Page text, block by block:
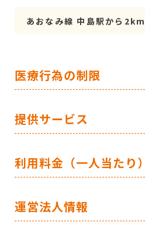
あおなみ線 中島駅から2km
医療行為の制限
提供サービス
利用料金（一人当たり）
運営法人情報